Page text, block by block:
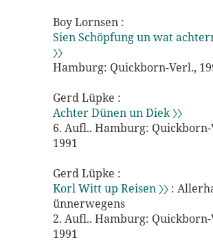
Boy Lornsen :
Sien Schöpfung un wat
〉〉
Hamburg: Quickborn-Verl.,
Gerd Lüpke :
Achter Dünen un Diek 〉〉
6. Aufl.. Hamburg:
1991
Gerd Lüpke :
Korl Witt up Reisen 〉〉 :
ünnerwegens
2. Aufl.. Hamburg:
1991